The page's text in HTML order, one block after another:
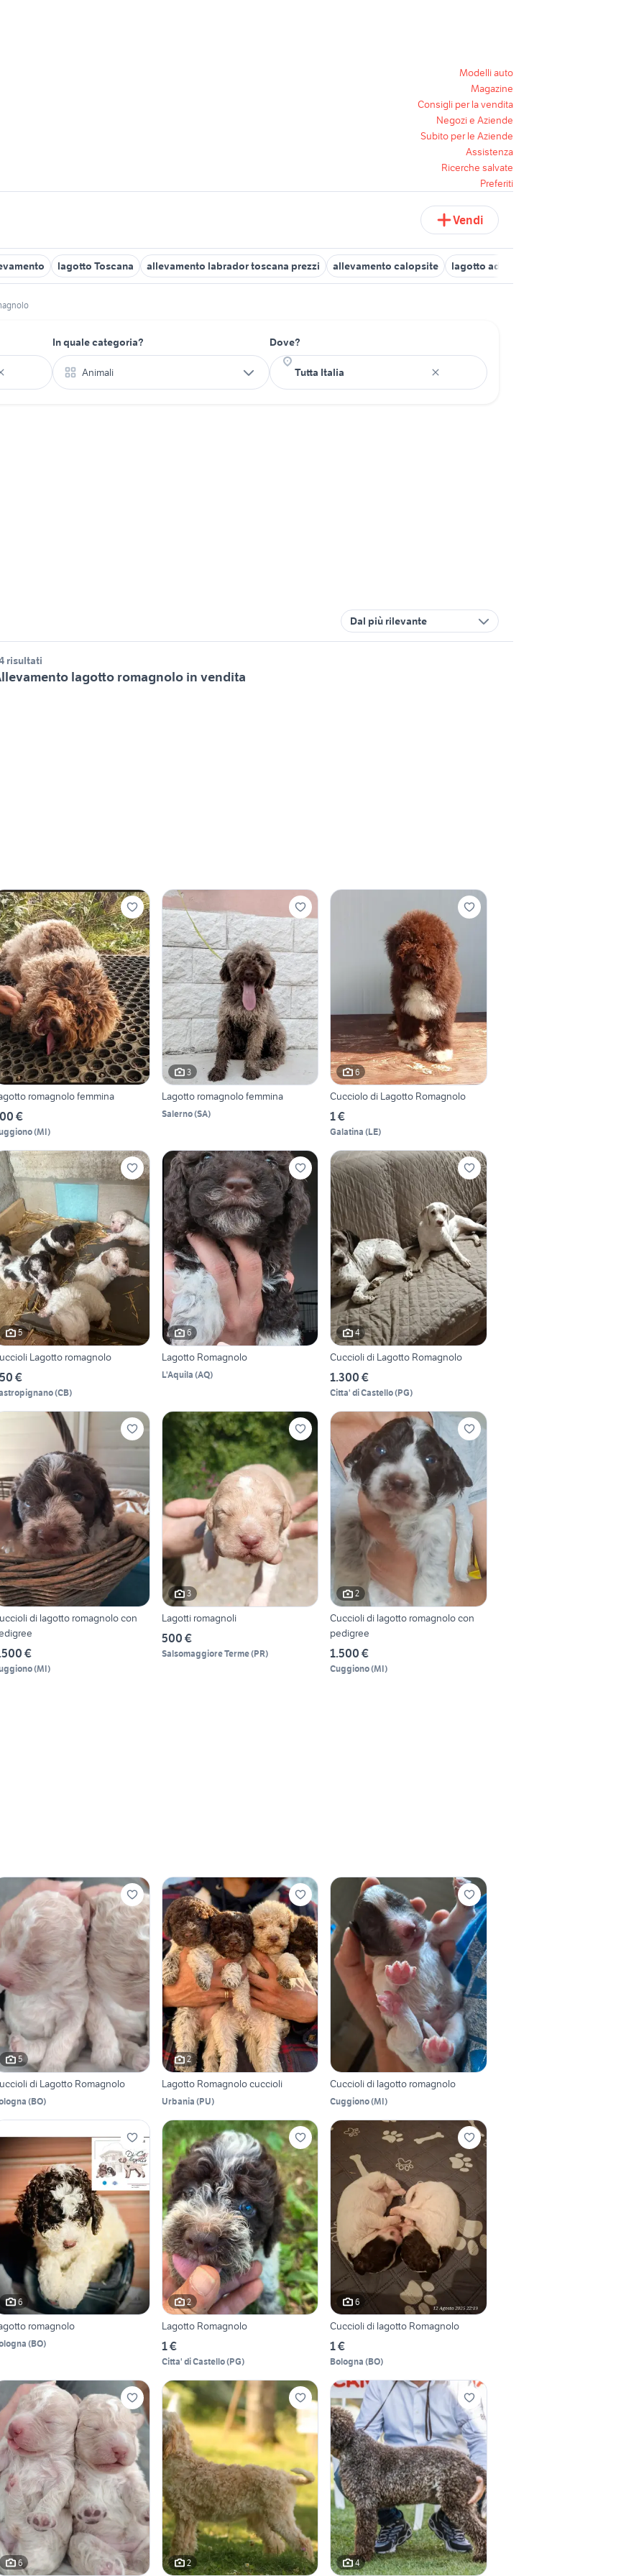
Modelli auto
Magazine
Consigli per la vendita
Negozi e Aziende
Subito per le Aziende
Assistenza
Ricerche salvate
Preferiti
Vendi
lagotto Toscana allevamento labrador toscana prezzi allevamento calopsite lagotto addestrato
In quale categoria?
Animali
Dove?
Dal più rilevante
risultati
lagotto romagnolo in vendita
romagnolo femmina
€
(MI)
3
Lagotto romagnolo femmina
Salerno(SA)
6
Cucciolo di Lagotto Romagnolo
1 €
Galatina (LE)
5
Lagotto romagnolo
€
(CB)
6
Lagotto Romagnolo
L'Aquila (AQ)
4
Cuccioli di Lagotto Romagnolo
1.300 €
Citta' di Castello(PG)
di lagotto romagnolo con
€
(MI)
3
Lagotti romagnoli
500 €
Salsomaggiore Terme(PR)
2
Cuccioli di lagotto romagnolo con
pedigree
1.500 €
Cuggiono(MI)
5
di Lagotto Romagnolo
(BO)
2
Lagotto Romagnolo cuccioli
Urbania (PU)
Cuccioli di lagotto romagnolo
Cuggiono(MI)
6
romagnolo
(BO)
2
Lagotto Romagnolo
1 €
Citta' di Castello(PG)
6
Cuccioli di lagotto Romagnolo
1 €
Bologna (BO)
6 2 4